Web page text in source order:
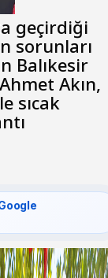
geçirdiği
sorunları
Balıkesir
Akın,
sıcak